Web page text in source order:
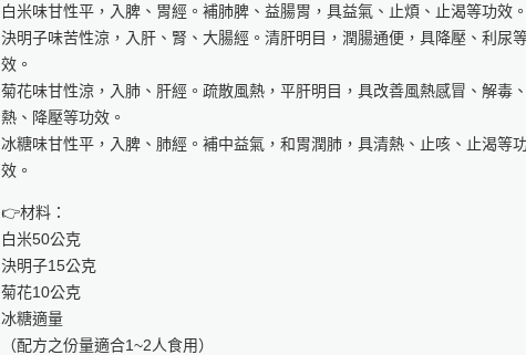
白米味甘性平，入脾、胃經。補肺脾、益腸胃，具益氣、止煩、止渴等功效
決明子味苦性涼，入肝、腎、大腸經。清肝明目，潤腸通便，具降壓、利尿
效。
菊花味甘性涼，入肺、肝經。疏散風熱，平肝明目，具改善風熱感冒、解毒
熱、降壓等功效。
冰糖味甘性平，入脾、肺經。補中益氣，和胃潤肺，具清熱、止咳、止渴等
效。
👉材料：
白米50公克
決明子15公克
菊花10公克
冰糖適量
（配方之份量適合1~2人食用）